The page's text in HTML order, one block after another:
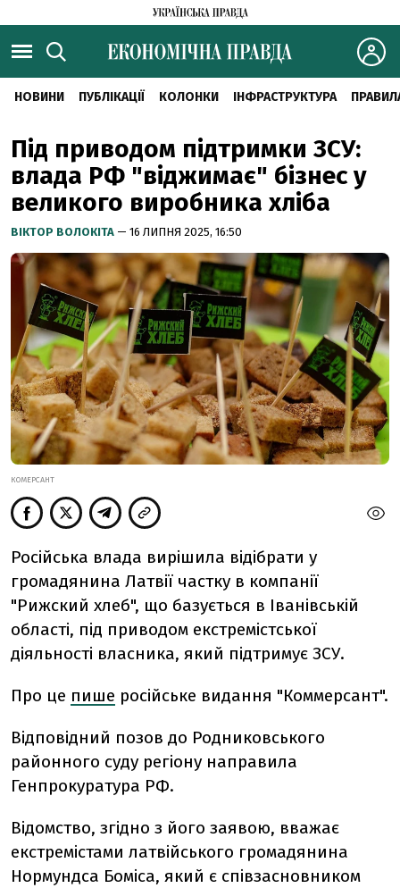
НОВИНИ ПУБЛІКАЦІЇ КОЛОНКИ ІНФРАСТРУКТУРА
Під приводом підтримки ЗСУ:
влада РФ "віджимає" бізнес у
великого виробника хліба
ВІКТОР ВОЛОКІТА — 16 ЛИПНЯ 2025, 16:50
КОМЕРСАНТ
Російська влада вирішила відібрати у
громадянина Латвії частку в компанії
"Рижский хлеб", що базується в Іванівській
області, під приводом екстремістської
діяльності власника, який підтримує ЗСУ.
Про це пише російське видання "Коммерсант".
Відповідний позов до Родниковського
районного суду регіону направила
Генпрокуратура РФ.
Відомство, згідно з його заявою, вважає
екстремістами латвійського громадянина
Нормундса Боміса, який є співзасновником